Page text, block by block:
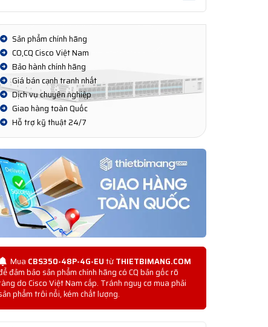
Sản phẩm chính hãng
CO,CQ Cisco Việt Nam
Bảo hành chính hãng
Giá bán cạnh tranh nhất
Dịch vụ chuyên nghiệp
Giao hàng toàn Quốc
Hỗ trợ kỹ thuật 24/7
Mua CBS350-48P-4G-EUtừTHIETBIMANG.COM
đảm bảo sản phẩm chính hãng có CQ bản gốc rõ
do Cisco Việt Nam cấp. Tránh nguy cơ mua phải
phẩm trôi nổi, kém chất lượng.